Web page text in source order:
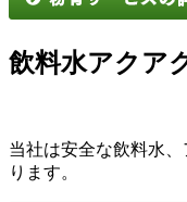
飲料水アクア
当社は安全な飲料水
ります。